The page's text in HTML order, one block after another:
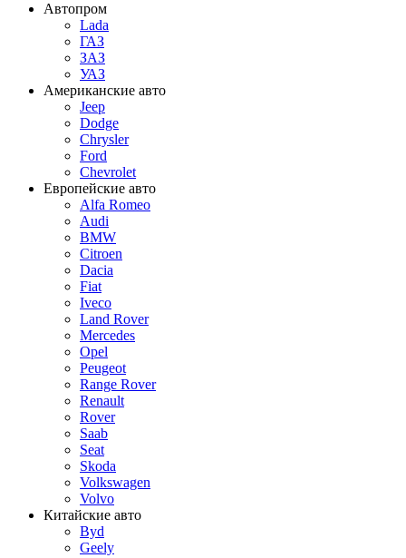
Автопром
Lada
ГАЗ
ЗАЗ
УАЗ
Американские авто
Jeep
Dodge
Chrysler
Ford
Chevrolet
Европейские авто
Alfa Romeo
Audi
BMW
Citroen
Dacia
Fiat
Iveco
Land Rover
Mercedes
Opel
Peugeot
Range Rover
Renault
Rover
Saab
Seat
Skoda
Volkswagen
Volvo
Китайские авто
Byd
Geely